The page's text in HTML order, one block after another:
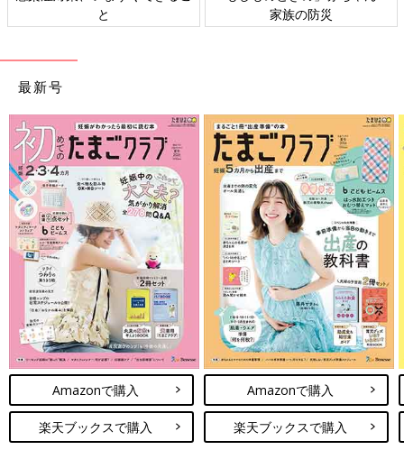
と
家族の防災
最新号
Amazonで購入
楽天ブックスで購入
Amazonで購入
楽天ブックスで購入